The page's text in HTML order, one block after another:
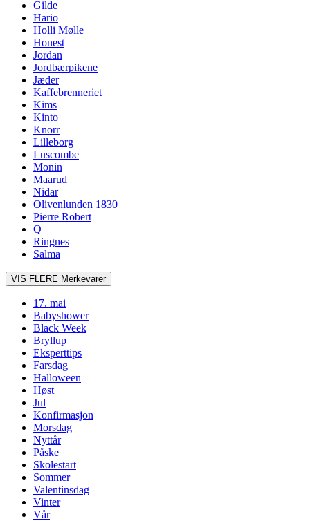
Gilde
Hario
Holli Mølle
Honest
Jordan
Jordbærpikene
Jæder
Kaffebrenneriet
Kims
Kinto
Knorr
Lilleborg
Luscombe
Monin
Maarud
Nidar
Olivenlunden 1830
Pierre Robert
Q
Ringnes
Salma
VIS FLERE Merkevarer
17. mai
Babyshower
Black Week
Bryllup
Eksperttips
Farsdag
Halloween
Høst
Jul
Konfirmasjon
Morsdag
Nyttår
Påske
Skolestart
Sommer
Valentinsdag
Vinter
Vår